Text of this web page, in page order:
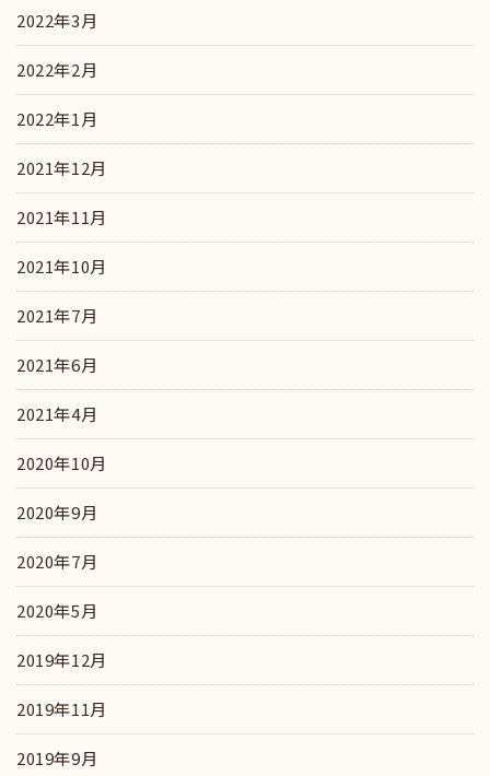
2022年3月
2022年2月
2022年1月
2021年12月
2021年11月
2021年10月
2021年7月
2021年6月
2021年4月
2020年10月
2020年9月
2020年7月
2020年5月
2019年12月
2019年11月
2019年9月